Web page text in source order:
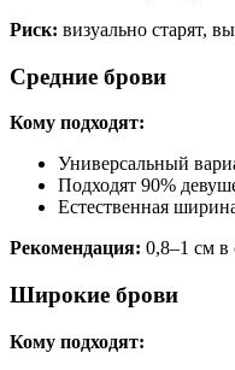
Риск: визуально старят,
Средние брови
Кому подходят:
Универсальный
Подходят 90%
Естественная
Рекомендация: 0,8–1 см
Широкие брови
Кому подходят: